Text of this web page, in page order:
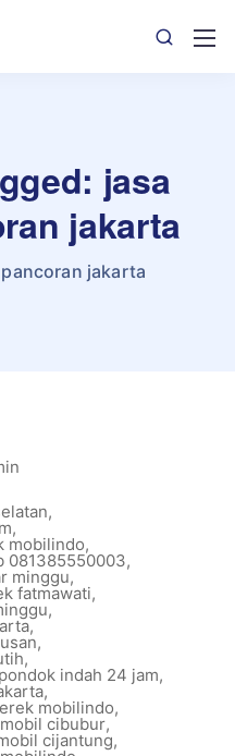
jasa
jakarta
jakarta
,
,
mobilindo,
081385550003,
minggu,
fatmawati,
,
,
,
,
indah 24 jam,
,
mobilindo,
cibubur,
cijantung,